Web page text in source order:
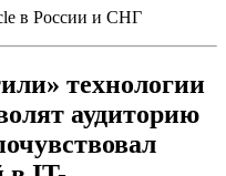
в России и СНГ
технологии
аудиторию